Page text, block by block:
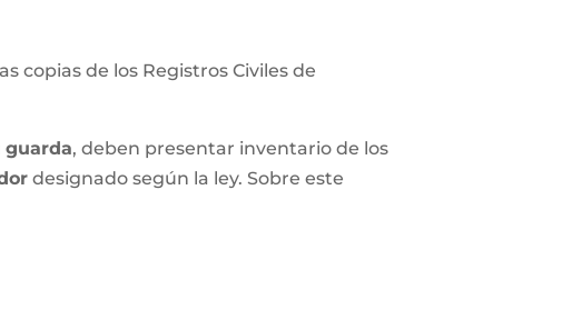
copias de los Registros Civiles de
guarda, deben presentar inventario de los
designado según la ley. Sobre este